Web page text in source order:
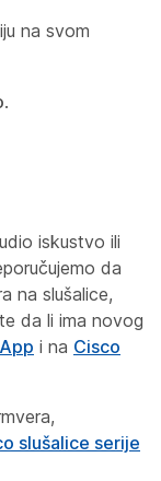
na svom
.
iskustvo ili
da
na slušalice,
da li ima novog
i na Cisco
slušalice serije